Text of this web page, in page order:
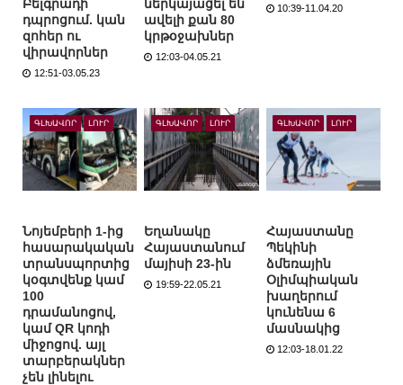
Բելգրադի
դպրոցում. կան
զոհեր ու
վիրավորներ
12:51-03.05.23
ներկայացել են
ավելի քան 80
կրթօջախներ
12:03-04.05.21
10:39-11.04.20
ԳԼԽԱՎՈՐ ԼՈՒՐ
Նոյեմբերի 1-ից
հասարակական
տրանսպորտից
կօգտվենք կամ
100
դրամանոցով,
կամ QR կոդի
միջոցով. այլ
տարբերակներ
չեն լինելու
ԳԼԽԱՎՈՐ ԼՈՒՐ
Եղանակը
Հայաստանում
մայիսի 23-ին
19:59-22.05.21
ԳԼԽԱՎՈՐ ԼՈՒՐ
Հայաստանը
Պեկինի
ձմեռային
Օլիմպիական
խաղերում
կունենա 6
մասնակից
12:03-18.01.22